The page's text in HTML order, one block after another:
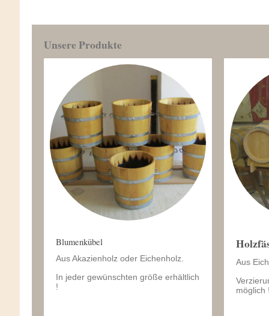
Unsere Produkte
Blumenkübel
Aus Akazienholz oder Eichenholz.
In jeder gewünschten größe erhältlich
!
Aus
möglich